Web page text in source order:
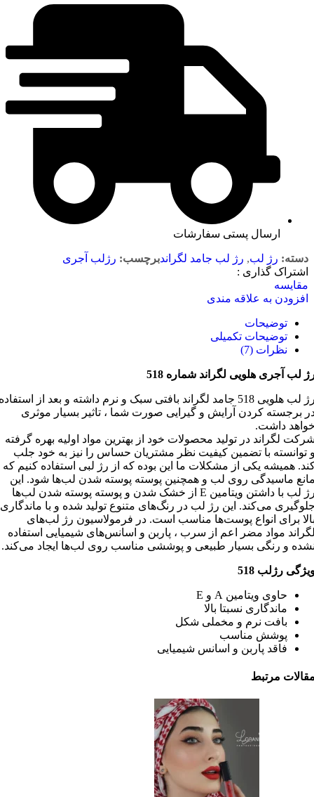
ارسال پستی سفارشات
دسته: رژ لب, رژ لب جامد لگراندبرچسب: رژلب آجری
اشتراک گذاری :
مقایسه
افزودن به علاقه مندی
توضیحات
توضیحات تکمیلی
نظرات (7)
لب آجری هلویی لگراند شماره 518
رژ لب هلویی 518 جامد لگراند بافتی سبک و نرم داشته و بعد از
برجسته کردن آرایش و گیرایی صورت شما ، تاثیر بسیار موثری
داشت.
لگراند در تولید محصولات خود از بهترین مواد اولیه بهره گرفته
توانسته با تضمین کیفیت نظر مشتریان حساس را نیز به خود جلب
همیشه یکی از مشکلات ما این بوده که از رژ لبی استفاده کنیم که
ماسیدگی روی لب و همچنین پوسته پوسته شدن لب‌ها شود. این
رژ لب با داشتن ویتامین E از خشک شدن و پوسته پوسته شدن لب‌ها
می‌کند. این رژ لب در رنگ‌های متنوع تولید شده و با ماندگاری
برای انواع پوست‌ها مناسب است. در فرمولاسیون رژ لب‌های
مواد مضر اعم از سرب ، پاربن و اسانس‌های شیمیایی استفاده
و رنگی بسیار طبیعی و پوششی مناسب روی لب‌ها ایجاد می‌کند.
رژلب 518
حاوی ویتامین A و E
ماندگاری نسبتا بالا
بافت نرم و مخملی شکل
پوشش مناسب
فاقد پاربن و اسانس شیمیایی
مرتبط